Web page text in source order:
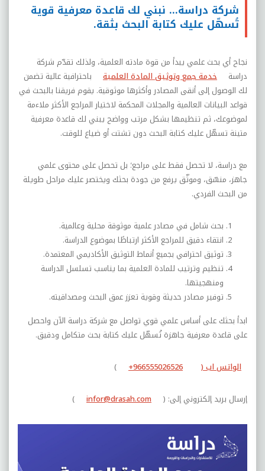
شركة دراسة… نبني لك قاعدة معرفية قوية
تُسهّل عليك كتابة البحث بثقة.
نجاح أي بحث علمي يبدأ من قوة مادته العلمية، ولذلك تقدّم شركة
دراسة
خدمة جمع وتوثيق المادة العلمية
باحترافية عالية تضمن
لك الوصول إلى أنقى المصادر وأكثرها موثوقية. يقوم فريقنا بالبحث في
قواعد البيانات العالمية والمجلات المحكمة لاختيار المراجع الأكثر ملاءمة
لموضوعك، ثم تنظيمها بشكل مرتب وواضح يبني لك قاعدة معرفية
متينة تسهّل عليك كتابة البحث دون تشتت أو ضياع للوقت.
مع دراسة، لا تحصل فقط على مراجع؛ بل تحصل على محتوى علمي
جاهز، منسّق، وموثّق يرفع من جودة بحثك ويختصر عليك مراحل طويلة
من البحث الفردي.
بحث شامل في مصادر علمية موثوقة محلية وعالمية.
انتقاء دقيق للمراجع الأكثر ارتباطًا بموضوع الدراسة.
توثيق احترافي بجميع أنماط التوثيق الأكاديمي المعتمدة.
تنظيم وترتيب للمادة العلمية بما يناسب تسلسل الدراسة
ومنهجيتها.
توفير مصادر حديثة وقوية تعزز عمق البحث ومصداقيته.
ابدأ بحثك على أساس علمي قوي تواصل مع شركة دراسة الآن واحصل
على قاعدة معرفية جاهزة تُسهّل عليك كتابة بحث متكامل ودقيق.
الواتس اب ( +966555026526
)
إرسال بريد إلكتروني إلى: ( infor@drasah.com
)